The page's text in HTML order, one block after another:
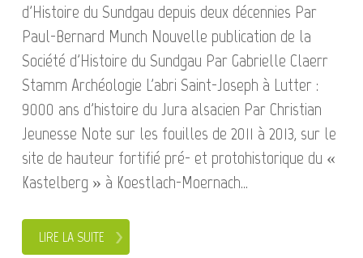
d'Histoire du Sundgau depuis deux décennies Par
Paul-Bernard Munch Nouvelle publication de la
Société d'Histoire du Sundgau Par Gabrielle Claerr
Stamm Archéologie L'abri Saint-Joseph à Lutter :
9000 ans d'histoire du Jura alsacien Par Christian
Jeunesse Note sur les fouilles de 2011 à 2013, sur le
site de hauteur fortifié pré- et protohistorique du «
Kastelberg » à Koestlach-Moernach...
LIRE LA SUITE